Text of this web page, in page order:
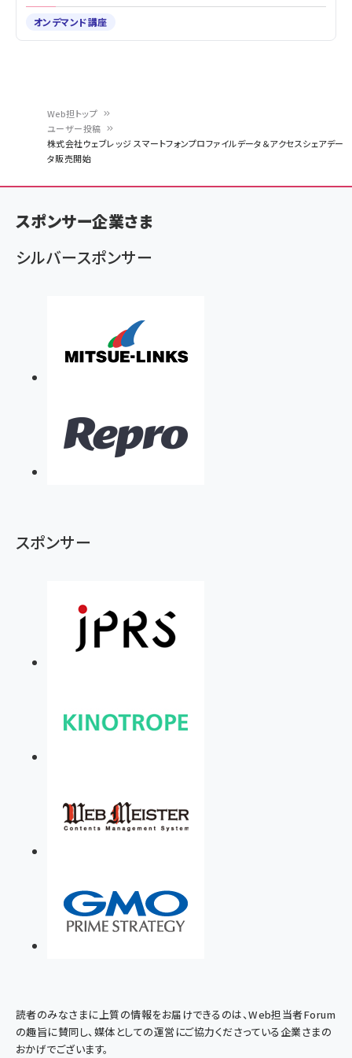
く
ず
Web担トップ
ユーザー投稿
株式会社ウェブレッジ スマートフォンプロファイルデータ＆アクセスシェアデー
タ販売開始
オンデマンド講座
スポンサー企業さま
シルバースポンサー
スポンサー
読者のみなさまに上質の情報をお届けできるのは、Web担当者Forum
の趣旨に賛同し、媒体としての運営にご協力くださっている企業さまの
おかげでございます。